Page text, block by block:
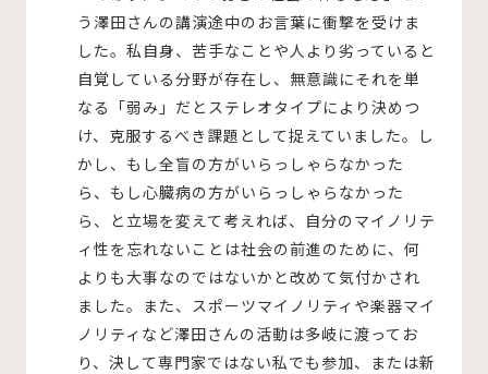
う澤田さんの講演途中のお言葉に衝撃を受けま
した。私自身、苦手なことや人より劣っていると
自覚している分野が存在し、無意識にそれを単
なる「弱み」だとステレオタイプにより決めつ
け、克服するべき課題として捉えていました。し
かし、もし全盲の方がいらっしゃらなかった
ら、もし心臓病の方がいらっしゃらなかった
ら、と立場を変えて考えれば、自分のマイノリテ
ィ性を忘れないことは社会の前進のために、何
よりも大事なのではないかと改めて気付かされ
ました。また、スポーツマイノリティや楽器マイ
ノリティなど澤田さんの活動は多岐に渡ってお
り、決して専門家ではない私でも参加、または新